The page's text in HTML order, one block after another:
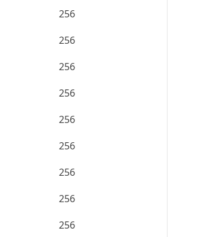
256
256
256
256
256
256
256
256
256